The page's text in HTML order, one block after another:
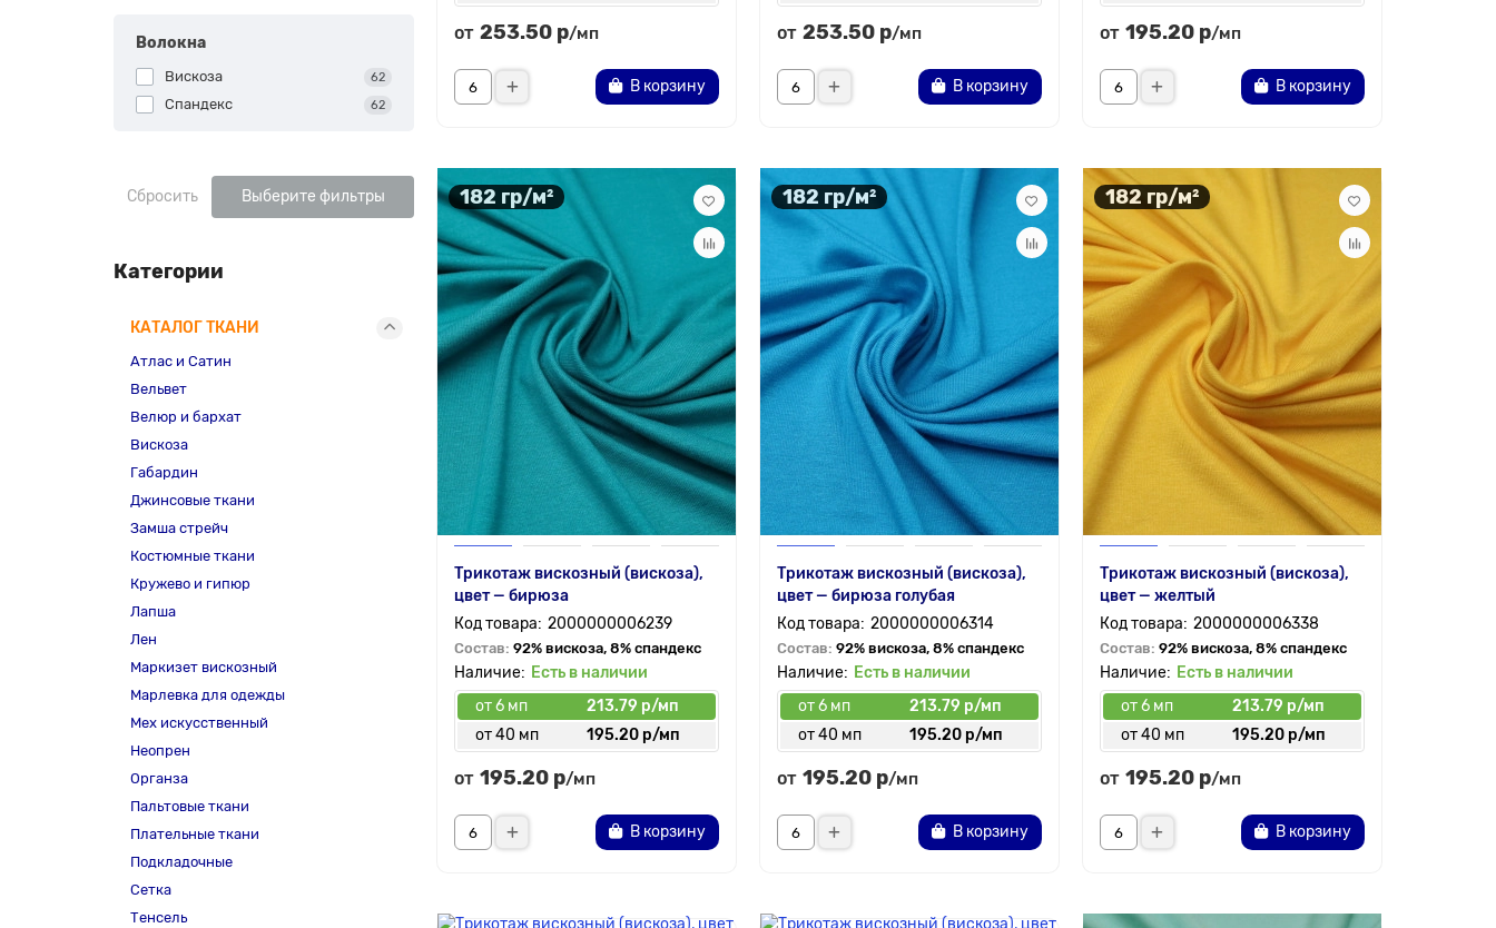
Волокна
Вискоза 62
Спандекс 62
Сбросить Выберите фильтры
Категории
КАТАЛОГ ТКАНИ
Атлас и Сатин
Вельвет
Велюр и бархат
Вискоза
Габардин
Джинсовые ткани
Замша стрейч
Костюмные ткани
Кружево и гипюр
Лапша
Лен
Маркизет вискозный
Марлевка для одежды
Мех искусственный
Неопрен
Органза
Пальтовые ткани
Плательные ткани
Подкладочные
Сетка
Тенсель
от 253.50 р/мп
В корзину
от 253.50 р/мп
В корзину
от 195.20 р/мп
В корзину
182 гр/м²
Трикотаж вискозный (вискоза),
цвет — бирюза
2000000006239
Состав: 92% вискоза, 8% спандекс
Есть в наличии
от 6 мп
213.79 р/мп
от 40 мп
195.20 р/мп
от 195.20 р/мп
В корзину
182 гр/м²
Трикотаж вискозный (вискоза),
цвет — бирюза голубая
2000000006314
Состав: 92% вискоза, 8% спандекс
Есть в наличии
от 6 мп
213.79 р/мп
от 40 мп
195.20 р/мп
от 195.20 р/мп
В корзину
182 гр/м²
Трикотаж вискозный (вискоза),
цвет — желтый
2000000006338
Состав: 92% вискоза, 8% спандекс
Есть в наличии
от 6 мп
213.79 р/мп
от 40 мп
195.20 р/мп
от 195.20 р/мп
В корзину